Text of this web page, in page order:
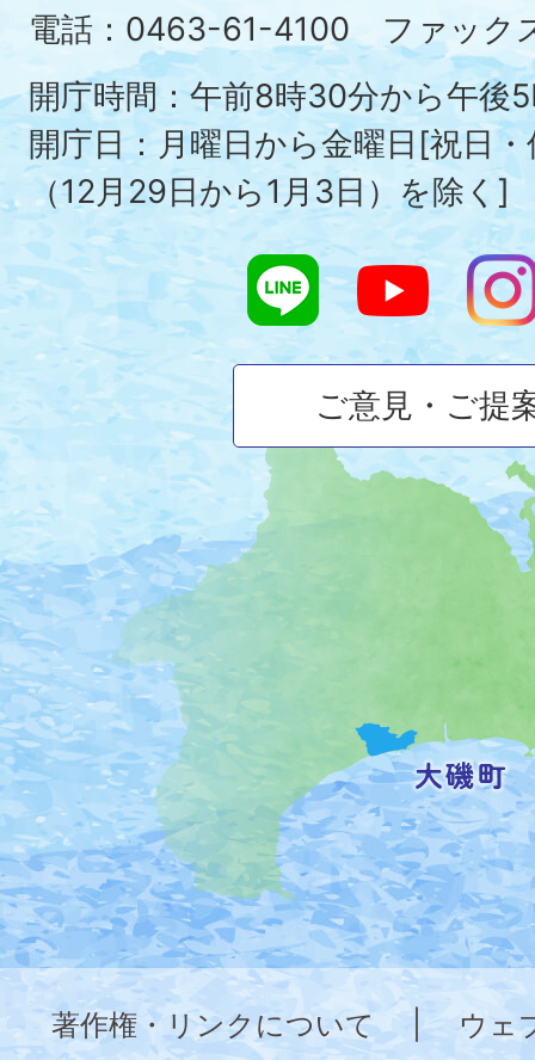
磯
町
の
位
置
を
記
し
た
地
図。
神
奈
川
電話：0463-61-4100 ファック
開庁時間：午前8時30分から午後
開庁日：月曜日から金曜日[祝日
（12月29日から1月3日）を除く]
ご意見・ご提
著作権・リンクについて
ウェ